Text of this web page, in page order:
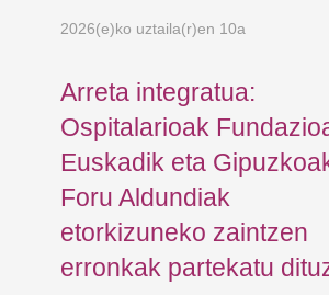
2026(e)ko uztaila(r)en 10a
Arreta integratua:
Ospitalarioak
Euskadik eta
Foru Aldundiak
etorkizuneko zaintzen
erronkak partekatu